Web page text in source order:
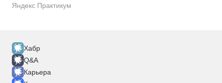
Яндекс Практикум
Хабр
Q&A
Карьера